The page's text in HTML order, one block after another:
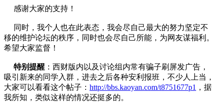
感谢大家的支持！
同时，我个人也在此表态，我会尽自己最大的努力坚定不
移的维护论坛的秩序，同时也会尽自己所能，为网友谋福利。
希望大家监督！
特别提醒 ：西财版内以及讨论组内常有骗子刷屏发广告，
吸引新来的同学入群，进去之后各种安利报班，不少人上当，
大家可以看看这个帖子： http://bbs.kaoyan.com/t8751677p1 ，据
我所知，类似这样的情况还挺多的。